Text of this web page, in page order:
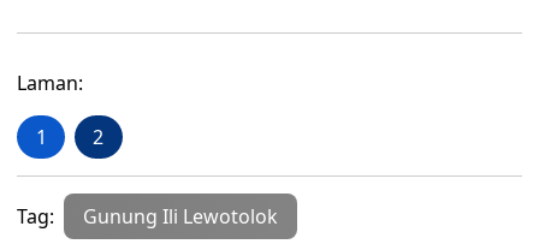
Laman:
1 2
Tag: Gunung Ili Lewotolok